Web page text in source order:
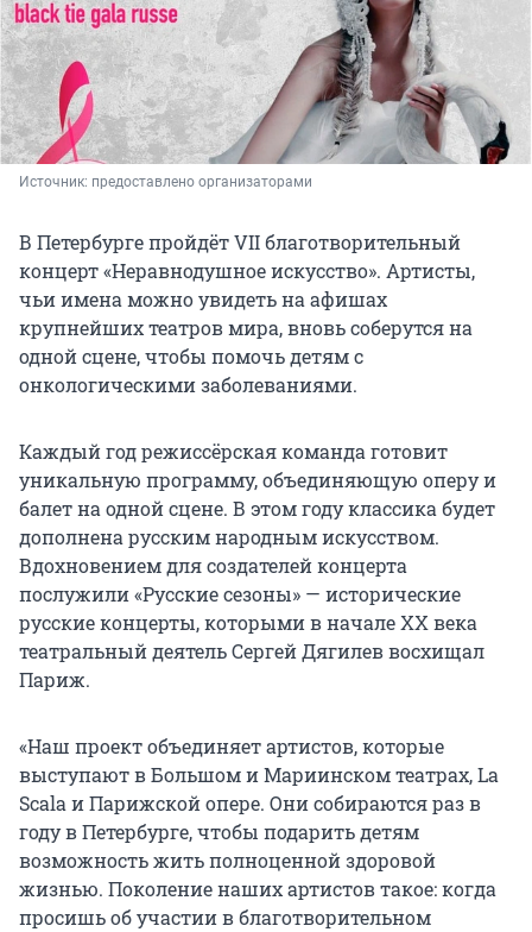
Источник: предоставлено организаторами
В Петербурге пройдёт VII благотворительный
концерт «Неравнодушное искусство». Артисты,
чьи имена можно увидеть на афишах
крупнейших театров мира, вновь соберутся на
одной сцене, чтобы помочь детям с
онкологическими заболеваниями.
Каждый год режиссёрская команда готовит
уникальную программу, объединяющую оперу и
балет на одной сцене. В этом году классика будет
дополнена русским народным искусством.
Вдохновением для создателей концерта
послужили «Русские сезоны» — исторические
русские концерты, которыми в начале XX века
театральный деятель Сергей Дягилев восхищал
Париж.
«Наш проект объединяет артистов, которые
выступают в Большом и Мариинском театрах, La
Scala и Парижской опере. Они собираются раз в
году в Петербурге, чтобы подарить детям
возможность жить полноценной здоровой
жизнью. Поколение наших артистов такое: когда
просишь об участии в благотворительном